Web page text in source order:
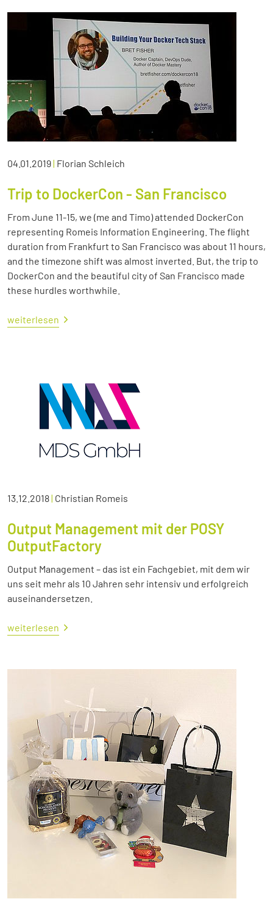
04.01.2019| Florian Schleich
Trip to DockerCon - San Francisco
From June 11-15, we (me and Timo) attended DockerCon
representing Romeis Information Engineering. The flight
duration from Frankfurt to San Francisco was about 11 hours,
and the timezone shift was almost inverted. But, the trip to
DockerCon and the beautiful city of San Francisco made
these hurdles worthwhile.
weiterlesen
13.12.2018| Christian Romeis
Output Management mit der POSY
OutputFactory
Output Management – das ist ein Fachgebiet, mit dem wir
uns seit mehr als 10 Jahren sehr intensiv und erfolgreich
auseinandersetzen.
weiterlesen